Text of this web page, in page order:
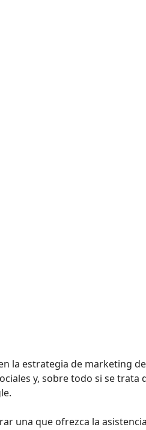
la estrategia de marketing
y, sobre todo si se trata
una que ofrezca la